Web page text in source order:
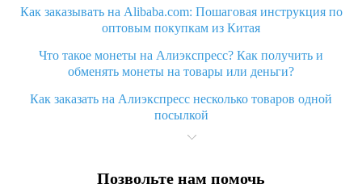
Как заказывать на Alibaba.com: Пошаговая инструкция по
оптовым покупкам из Китая
Что такое монеты на Алиэкспресс? Как получить и
обменять монеты на товары или деньги?
Как заказать на Алиэкспресс несколько товаров одной
посылкой
Что значит статус «Заказ закрыт» на Алиэкспресс и что
Позвольте нам помочь